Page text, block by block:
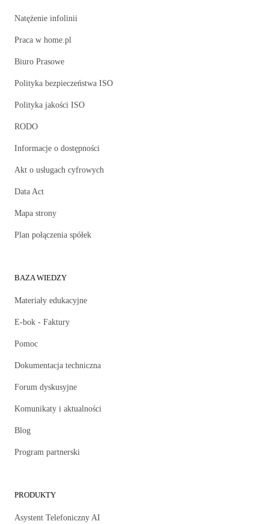
Natężenie infolinii
Praca w home.pl
Biuro Prasowe
Polityka bezpieczeństwa ISO
Polityka jakości ISO
RODO
Informacje o dostępności
Akt o usługach cyfrowych
Data Act
Mapa strony
Plan połączenia spółek
BAZA WIEDZY
Materiały edukacyjne
E-bok - Faktury
Pomoc
Dokumentacja techniczna
Forum dyskusyjne
Komunikaty i aktualności
Blog
Program partnerski
PRODUKTY
Asystent Telefoniczny AI